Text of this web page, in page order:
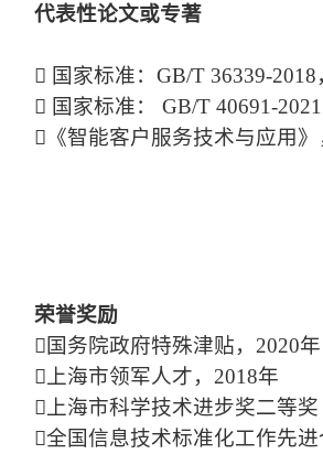
代表性论文或专著
 国家标准：GB/T 36339-2018
 国家标准： GB/T 40691-
《智能客户服务技术与应用
荣誉奖励
国务院政府特殊津贴，2020年
上海市领军人才，2018年
上海市科学技术进步奖二等
全国信息技术标准化工作先